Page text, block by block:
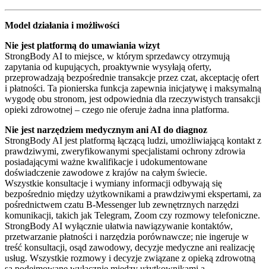
Model działania i możliwości
Nie jest platformą do umawiania wizyt
StrongBody AI to miejsce, w którym sprzedawcy otrzymują
zapytania od kupujących, proaktywnie wysyłają oferty,
przeprowadzają bezpośrednie transakcje przez czat, akceptację ofert
i płatności. Ta pionierska funkcja zapewnia inicjatywę i maksymalną
wygodę obu stronom, jest odpowiednia dla rzeczywistych transakcji
opieki zdrowotnej – czego nie oferuje żadna inna platforma.
Nie jest narzędziem medycznym ani AI do diagnoz
StrongBody AI jest platformą łączącą ludzi, umożliwiającą kontakt z
prawdziwymi, zweryfikowanymi specjalistami ochrony zdrowia
posiadającymi ważne kwalifikacje i udokumentowane
doświadczenie zawodowe z krajów na całym świecie.
Wszystkie konsultacje i wymiany informacji odbywają się
bezpośrednio między użytkownikami a prawdziwymi ekspertami, za
pośrednictwem czatu B-Messenger lub zewnętrznych narzędzi
komunikacji, takich jak Telegram, Zoom czy rozmowy telefoniczne.
StrongBody AI wyłącznie ułatwia nawiązywanie kontaktów,
przetwarzanie płatności i narzędzia porównawcze; nie ingeruje w
treść konsultacji, osąd zawodowy, decyzje medyczne ani realizację
usług. Wszystkie rozmowy i decyzje związane z opieką zdrowotną